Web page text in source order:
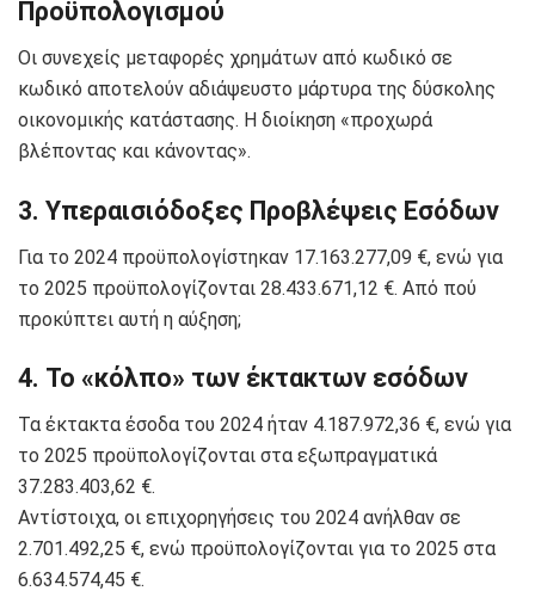
Προϋπολογισμού
Οι συνεχείς μεταφορές χρημάτων από κωδικό σε
κωδικό αποτελούν αδιάψευστο μάρτυρα της δύσκολης
οικονομικής κατάστασης. Η διοίκηση «προχωρά
βλέποντας και κάνοντας».
3. Υπεραισιόδοξες Προβλέψεις Εσόδων
Για το 2024 προϋπολογίστηκαν 17.163.277,09 €, ενώ για
το 2025 προϋπολογίζονται 28.433.671,12 €. Από πού
προκύπτει αυτή η αύξηση;
4. Το «κόλπο» των έκτακτων εσόδων
Τα έκτακτα έσοδα του 2024 ήταν 4.187.972,36 €, ενώ για
το 2025 προϋπολογίζονται στα εξωπραγματικά
37.283.403,62 €.
Αντίστοιχα, οι επιχορηγήσεις του 2024 ανήλθαν σε
2.701.492,25 €, ενώ προϋπολογίζονται για το 2025 στα
6.634.574,45 €.